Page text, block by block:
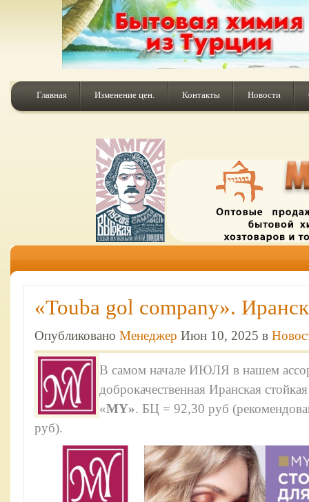
Главная Изменение цен. Контакты Новости
«Touba gol company».
Опубликовано Менеджер Июн 10, 2025 в
В самом начале ИЮЛЯ в нашем
доброкачественная Иранская
«MY». БЦ = 92,30 руб
руб).